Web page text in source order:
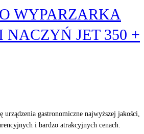
WYPARZARKA
NACZYŃ JET 350 +
urządzenia gastronomiczne najwyższej jakości,
i bardzo atrakcyjnych cenach.